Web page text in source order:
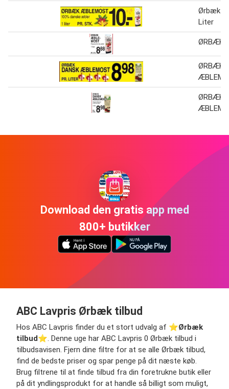
Ørbæk
Liter
ØRBÆK
ØRBÆK
ØRBÆK
Download den gratis app med
800+ butikker
ABC Lavpris Ørbæk tilbud
Hos ABC Lavpris finder du et stort udvalg af ⭐️Ørbæk
tilbud⭐️. Denne uge har ABC Lavpris 0 Ørbæk tilbud i
tilbudsavisen. Fjern dine filtre for at se alle Ørbæk tilbud,
find de bedste priser og spar penge på dit næste køb.
Brug filtrene til at finde tilbud fra din foretrukne butik eller
på dit yndlingsprodukt for at handle så billigt som muligt,